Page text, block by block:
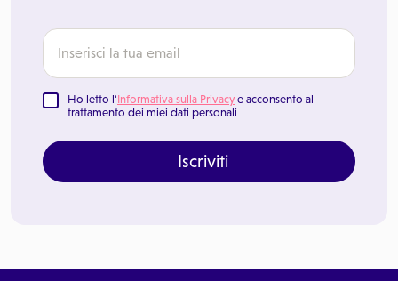
Ho letto l'Informativa sulla Privacy e acconsento al
trattamento dei miei dati personali
Iscriviti